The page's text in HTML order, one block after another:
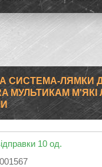
СИСТЕМА-ЛЯМКИ
МУЛЬТИКАМ
10 од.